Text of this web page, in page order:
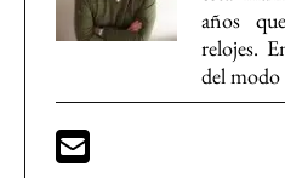
años
relojes.
del modo